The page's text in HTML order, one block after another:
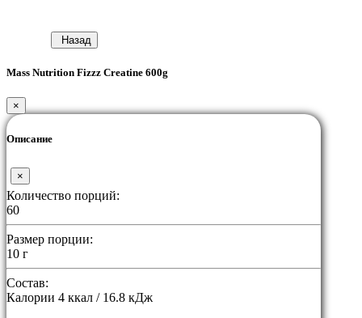
Назад
Mass Nutrition Fizzz Creatine 600g
×
Описание
×
Количество порций:
60
Размер порции:
10 г
Состав:
Калории 4 ккал / 16.8 кДж